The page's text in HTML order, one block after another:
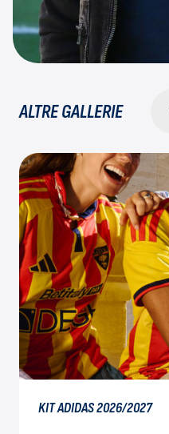
ALTRE GALLERIE
KIT ADIDAS 2026/2027